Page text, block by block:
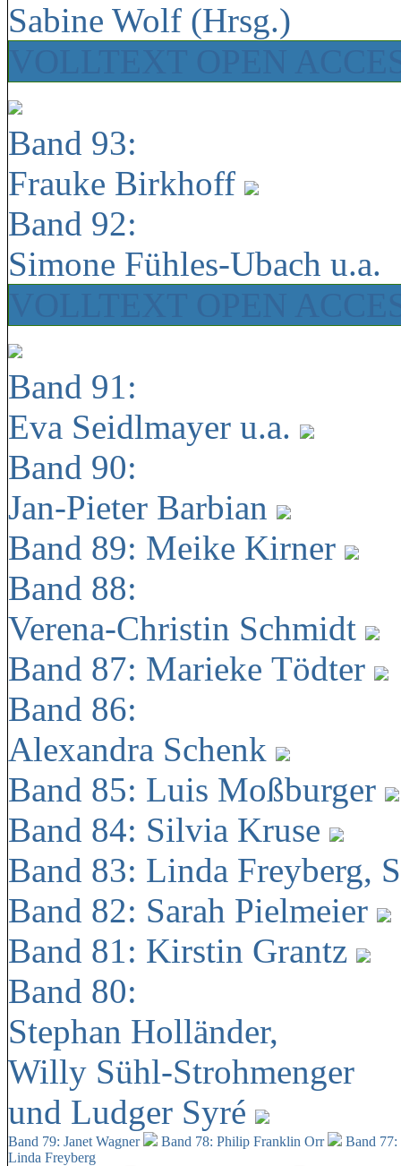
Sabine Wolf (Hrsg.)
Band 93:
Frauke Birkhoff
Band 92:
Simone Fühles-Ubach u.a.
Band 91:
Eva Seidlmayer u.a.
Band 90:
Jan-Pieter Barbian
Band 89: Meike Kirner
Band 88:
Verena-Christin Schmidt
Band 87: Marieke Tödter
Band 86:
Alexandra Schenk
Band 85: Luis Moßburger
Band 84: Silvia Kruse
Band 83: Linda Freyberg,
Band 82: Sarah Pielmeier
Band 81: Kirstin Grantz
Band 80:
Stephan Holländer,
Willy Sühl-Strohmenger
und Ludger Syré
Band 79: Janet Wagner Band 78: Philip Franklin Orr
Band
Linda Freyberg